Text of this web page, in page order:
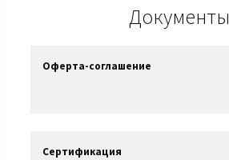
Документы
Оферта-соглашение
Сертификация